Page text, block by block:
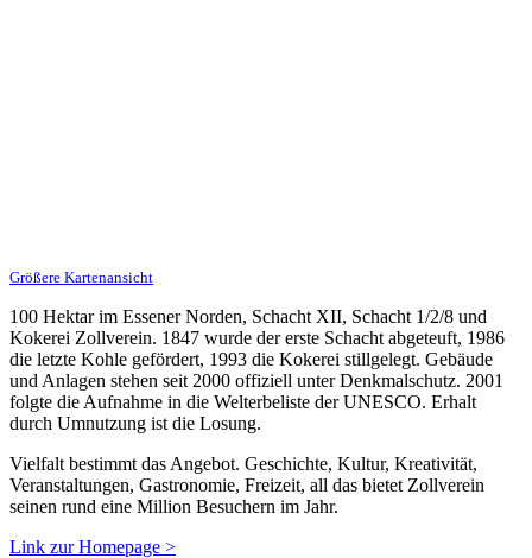
Größere Kartenansicht
100 Hektar im Essener Norden, Schacht XII, Schacht 1/2/8 und
Kokerei Zollverein. 1847 wurde der erste Schacht abgeteuft, 1986
die letzte Kohle gefördert, 1993 die Kokerei stillgelegt. Gebäude
und Anlagen stehen seit 2000 offiziell unter Denkmalschutz. 2001
folgte die Aufnahme in die Welterbeliste der UNESCO. Erhalt
durch Umnutzung ist die Losung.
Vielfalt bestimmt das Angebot. Geschichte, Kultur, Kreativität,
Veranstaltungen, Gastronomie, Freizeit, all das bietet Zollverein
seinen rund eine Million Besuchern im Jahr.
Link zur Homepage >